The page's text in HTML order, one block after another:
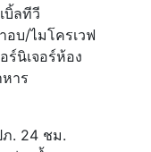
บิ้ลทีวี
อบ/ไมโครเวฟ
ร์นิเจอร์ห้อง
าร
ภ. 24 ชม.